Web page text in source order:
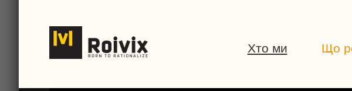
Хто ми Що